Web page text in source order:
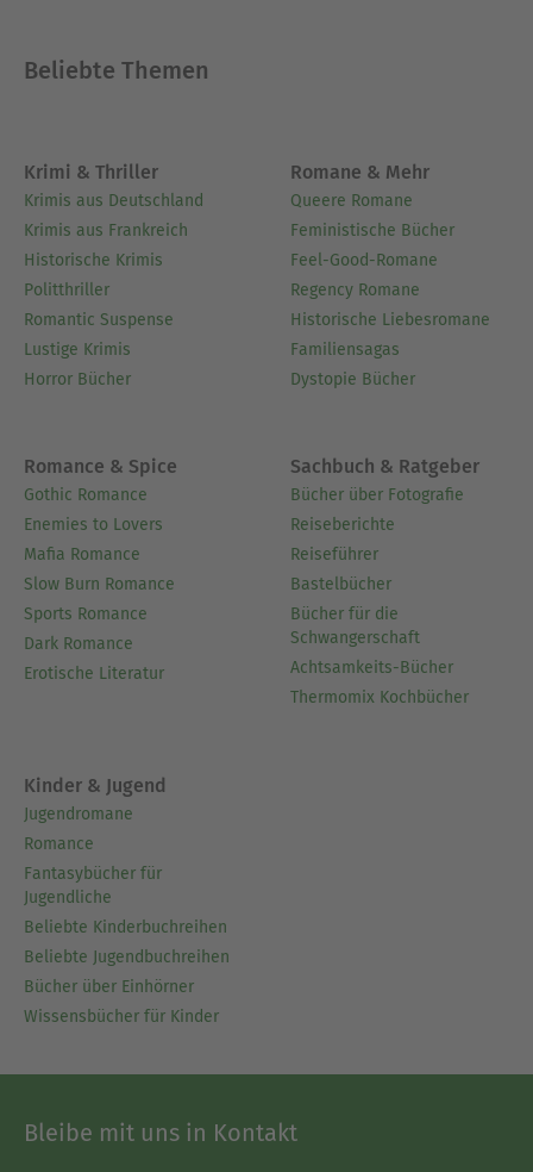
Beliebte Themen
Krimi & Thriller
Krimis aus Deutschland
Krimis aus Frankreich
Historische Krimis
Politthriller
Romantic Suspense
Lustige Krimis
Horror Bücher
Romane & Mehr
Queere Romane
Feministische Bücher
Feel-Good-Romane
Regency Romane
Historische Liebesromane
Familiensagas
Dystopie Bücher
Romance & Spice
Gothic Romance
Enemies to Lovers
Mafia Romance
Slow Burn Romance
Sports Romance
Dark Romance
Erotische Literatur
Sachbuch & Ratgeber
Bücher über Fotografie
Reiseberichte
Reiseführer
Bastelbücher
Bücher für die
Schwangerschaft
Achtsamkeits-Bücher
Thermomix Kochbücher
Kinder & Jugend
Jugendromane
Romance
Fantasybücher für
Jugendliche
Beliebte Kinderbuchreihen
Beliebte Jugendbuchreihen
Bücher über Einhörner
Wissensbücher für Kinder
Bleibe mit uns in Kontakt